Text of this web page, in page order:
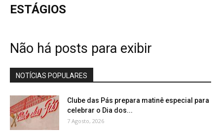
ESTÁGIOS
Não há posts para exibir
NOTÍCIAS POPULARES
Clube das Pás prepara matinê especial para
celebrar o Dia dos...
7 Agosto, 2026